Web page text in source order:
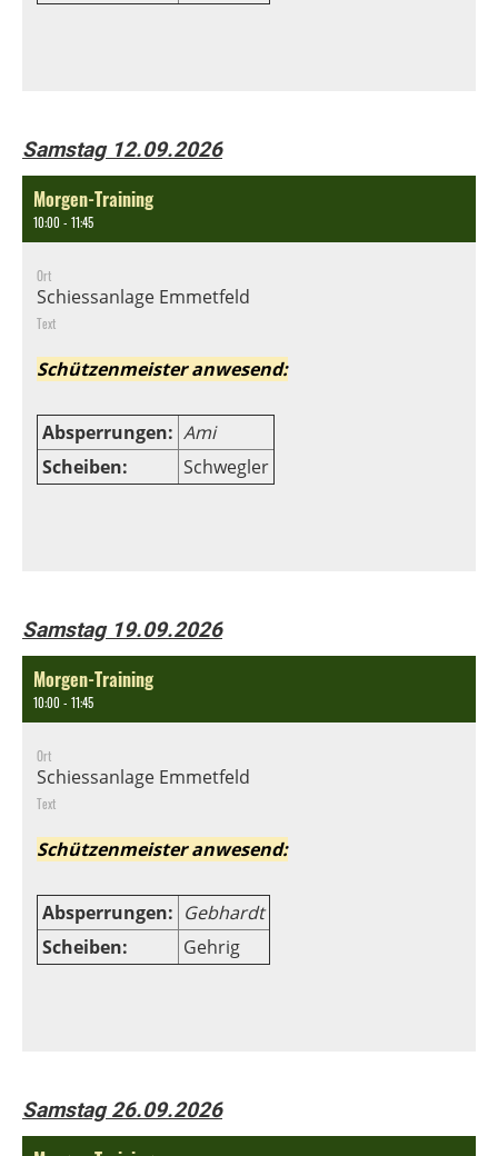
Samstag 12.09.2026
Morgen-Training
10:00 - 11:45
Ort
Schiessanlage Emmetfeld
Text
Schützenmeister anwesend:
Absperrungen: Ami
Scheiben:
Schwegler
Samstag 19.09.2026
Morgen-Training
10:00 - 11:45
Ort
Schiessanlage Emmetfeld
Text
Schützenmeister anwesend:
Absperrungen: Gebhardt
Scheiben:
Gehrig
Samstag 26.09.2026